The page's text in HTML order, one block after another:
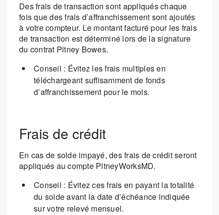
Des frais de transaction sont appliqués chaque
fois que des frais d’affranchissement sont ajoutés
à votre compteur. Le montant facturé pour les frais
de transaction est déterminé lors de la signature
du contrat Pitney Bowes.
Conseil : Évitez les frais multiples en
téléchargeant suffisamment de fonds
d’affranchissement pour le mois.
Frais de crédit
En cas de solde impayé, des frais de crédit seront
appliqués au compte PitneyWorksMD.
Conseil : Évitez ces frais en payant la totalité
du solde avant la date d’échéance indiquée
sur votre relevé mensuel.